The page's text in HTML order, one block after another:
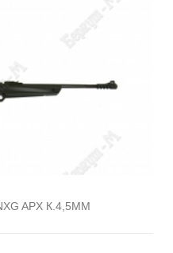
APX К.4,5ММ